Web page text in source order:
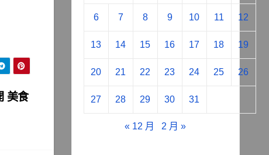
美食
6 7 8 9 10 11 12
13 14 15 16 17 18 19
20 21 22 23 24 25 26
27 28 29 30 31
« 12 月 2 月 »